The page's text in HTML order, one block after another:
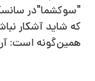
"سوکشما"در
که شاید آشکار
همین‌گونه است: